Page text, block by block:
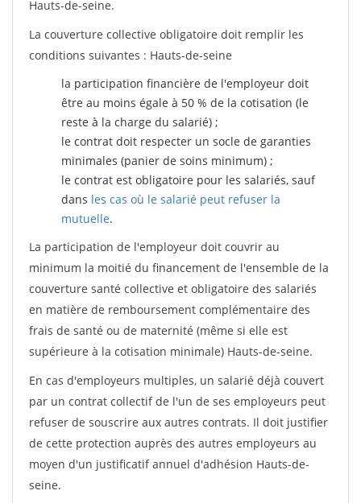
Hauts-de-seine.
La couverture collective obligatoire doit remplir les
conditions suivantes : Hauts-de-seine
la participation financière de l'employeur doit
être au moins égale à 50 % de la cotisation (le
reste à la charge du salarié) ;
le contrat doit respecter un socle de garanties
minimales (panier de soins minimum) ;
le contrat est obligatoire pour les salariés, sauf
dans les cas où le salarié peut refuser la
mutuelle.
La participation de l'employeur doit couvrir au
minimum la moitié du financement de l'ensemble de la
couverture santé collective et obligatoire des salariés
en matière de remboursement complémentaire des
frais de santé ou de maternité (même si elle est
supérieure à la cotisation minimale) Hauts-de-seine.
En cas d'employeurs multiples, un salarié déjà couvert
par un contrat collectif de l'un de ses employeurs peut
refuser de souscrire aux autres contrats. Il doit justifier
de cette protection auprès des autres employeurs au
moyen d'un justificatif annuel d'adhésion Hauts-de-
seine.